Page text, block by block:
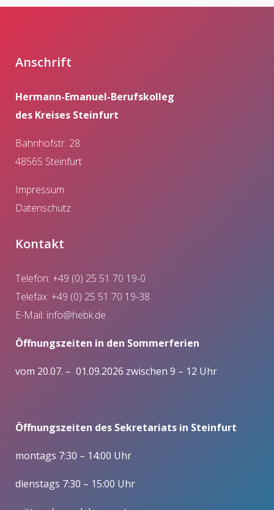
Anschrift
Hermann-Emanuel-Berufskolleg
des Kreises Steinfurt
Bahnhofstr. 28
48565 Steinfurt
Impressum
Datenschutz
Kontakt
Telefon: +49 (0) 25 51 70 19-0
Telefax: +49 (0) 25 51 70 19-38
E-Mail: info@hebk.de
Öffnungszeiten in den Sommerferien
vom 20.07. – 01.09.2026 zwischen 9 – 12 Uhr
Öffnungszeiten des Sekretariats in Steinfurt
montags 7:30 – 14:00 Uhr
dienstags 7:30 – 15:00 Uhr